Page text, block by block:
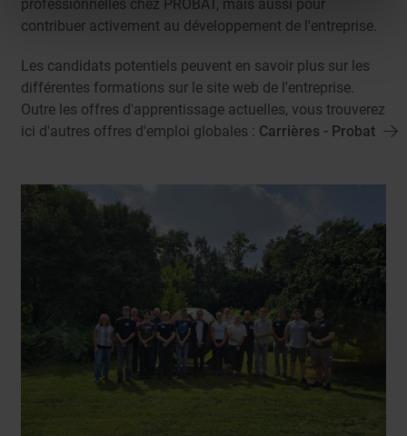
professionnelles chez PROBAT, mais aussi pour
contribuer activement au développement de l'entreprise.
Les candidats potentiels peuvent en savoir plus sur les
différentes formations sur le site web de l'entreprise.
Outre les offres d'apprentissage actuelles, vous trouverez
ici d'autres offres d'emploi globales : Carrières - Probat